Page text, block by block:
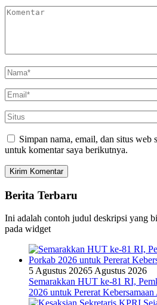
Simpan nama, email, dan situs web
untuk komentar saya berikutnya.
Berita Terbaru
Ini adalah contoh judul deskripsi yang
pada widget
5 Agustus 20265 Agustus 2026
Semarakkan HUT ke-81 RI,
2026 untuk Pererat